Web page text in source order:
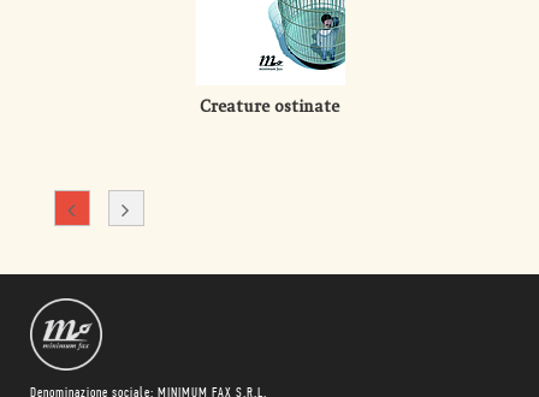
Creature ostinate
Denominazione sociale: MINIMUM FAX S.R.L.